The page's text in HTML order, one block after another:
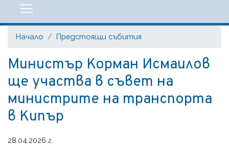
на транспорта
Начало Предстоящи събития
Министър Корман Исмаилов
ще участва в съвет на
министрите на транспорта
в Кипър
28.04.2026 г.